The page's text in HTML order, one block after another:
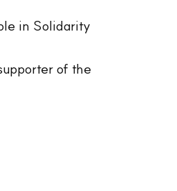
in Solidarity
of the